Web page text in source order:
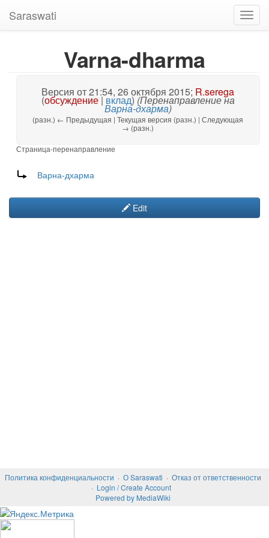
Saraswati
Varna-dharma
Версия от 21:54, 26 октября 2015; R.serega
(обсуждение|вклад)(Перенаправление на
Варна-дхарма)
(разн.) ← Предыдущая | Текущая версия (разн.) | Следующая
→ (разн.)
Страница-перенаправление
Перенаправление на:
Варна-дхарма
Edit
Политика конфиденциальности О Saraswati
Отказ от ответственности
Login / Create Account
Powered by MediaWiki